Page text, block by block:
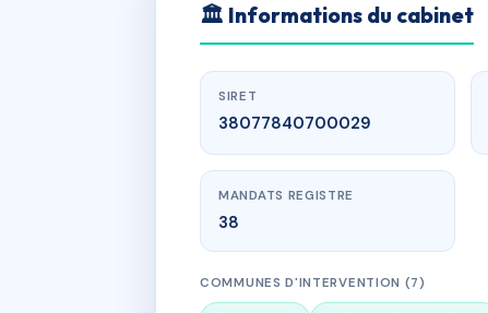
🏛 Informations du cabinet
SIRET
38077840700029
MANDATS REGISTRE
38
COMMUNES D'INTERVENTION (7)